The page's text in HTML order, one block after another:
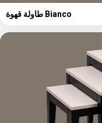
طاولة قهوة Bianco